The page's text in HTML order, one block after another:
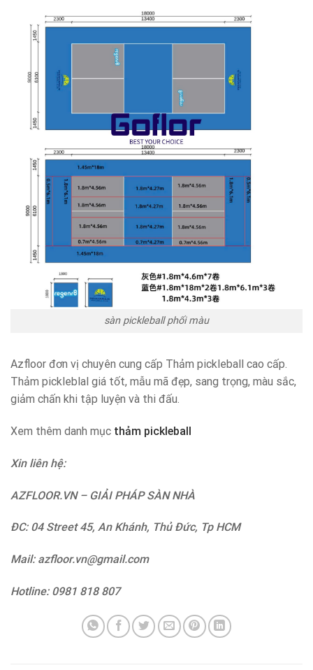
sàn pickleball phối màu
Azfloor đơn vị chuyên cung cấp Thảm pickleball cao cấp.
Thảm pickleblal giá tốt, mẫu mã đẹp, sang trọng, màu sắc,
giảm chấn khi tập luyện và thi đấu.
Xem thêm danh mục thảm pickleball
Xin liên hệ:
AZFLOOR.VN – GIẢI PHÁP SÀN NHÀ
ĐC: 04 Street 45, An Khánh, Thủ Đức, Tp HCM
Mail: azfloor.vn@gmail.com
Hotline: 0981 818 807